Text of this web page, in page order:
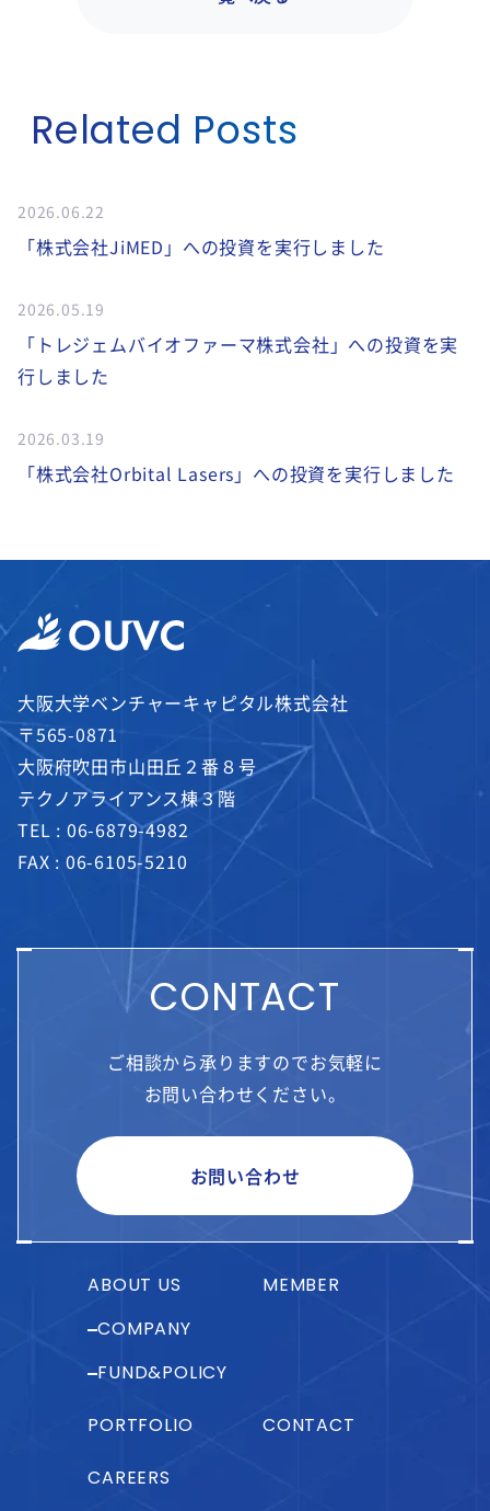
Related Posts
2026.06.22
「株式会社JiMED」への投資を実行しました
2026.05.19
「トレジェムバイオファーマ株式会社」への投資を実
行しました
2026.03.19
「株式会社Orbital Lasers」への投資を実行しました
大阪大学ベンチャーキャピタル株式会社
〒565-0871
大阪府吹田市山田丘２番８号
テクノアライアンス棟３階
TEL : 06-6879-4982
FAX : 06-6105-5210
CONTACT
ご相談から承りますのでお気軽に
お問い合わせください。
お問い合わせ
ABOUT US
COMPANY
FUND&POLICY
PORTFOLIO
CAREERS
MEMBER
CONTACT